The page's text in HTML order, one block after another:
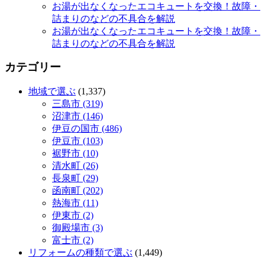
お湯が出なくなったエコキュートを交換！故障・
詰まりのなどの不具合を解説
お湯が出なくなったエコキュートを交換！故障・
詰まりのなどの不具合を解説
カテゴリー
地域で選ぶ (1,337)
三島市 (319)
沼津市 (146)
伊豆の国市 (486)
伊豆市 (103)
裾野市 (10)
清水町 (26)
長泉町 (29)
函南町 (202)
熱海市 (11)
伊東市 (2)
御殿場市 (3)
富士市 (2)
リフォームの種類で選ぶ (1,449)